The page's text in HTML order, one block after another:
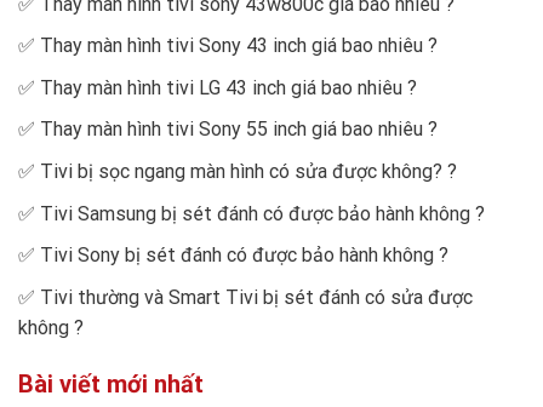
✅ Thay màn hình tivi Sony 43 inch giá bao nhiêu ?
✅ Thay màn hình tivi LG 43 inch giá bao nhiêu ?
✅ Thay màn hình tivi Sony 55 inch giá bao nhiêu ?
✅ Tivi bị sọc ngang màn hình có sửa được không? ?
✅ Tivi Samsung bị sét đánh có được bảo hành không ?
✅ Tivi Sony bị sét đánh có được bảo hành không ?
✅ Tivi thường và Smart Tivi bị sét đánh có sửa được
không ?
Bài viết mới nhất